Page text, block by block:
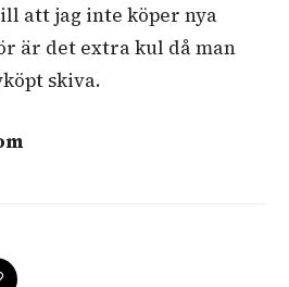
att jag inte köper nya
är det extra kul då man
skiva.